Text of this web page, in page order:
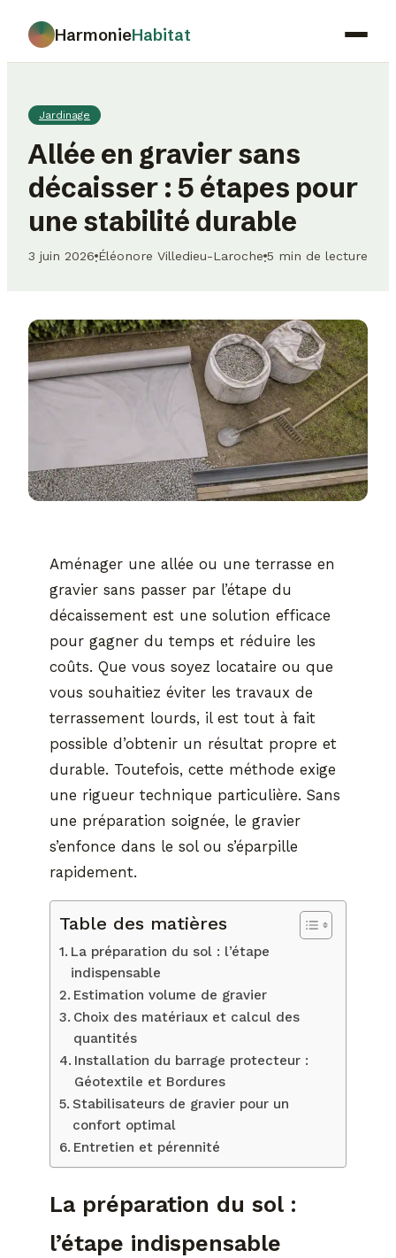
HarmonieHabitat
Déco
Jardinage
Immobilier
Gastronomie
Jardinage
Allée en gravier sans
décaisser : 5 étapes pour
une stabilité durable
3 juin 2026·Éléonore Villedieu-Laroche·5 min de lecture
Aménager une allée ou une terrasse en
gravier sans passer par l’étape du
décaissement est une solution efficace
pour gagner du temps et réduire les
coûts. Que vous soyez locataire ou que
vous souhaitiez éviter les travaux de
terrassement lourds, il est tout à fait
possible d’obtenir un résultat propre et
durable. Toutefois, cette méthode exige
une rigueur technique particulière. Sans
une préparation soignée, le gravier
s’enfonce dans le sol ou s’éparpille
rapidement.
Table des matières
La préparation du sol : l’étape
indispensable
Estimation volume de gravier
Choix des matériaux et calcul des
quantités
Installation du barrage protecteur :
Géotextile et Bordures
Stabilisateurs de gravier pour un
confort optimal
Entretien et pérennité
La préparation du sol :
l’étape indispensable